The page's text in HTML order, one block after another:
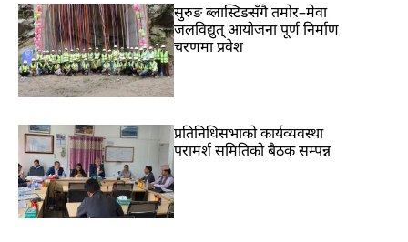
सुरुङ ब्लास्टिङसँगै तमोर–मेवा
जलविद्युत् आयोजना पूर्ण निर्माण
चरणमा प्रवेश
प्रतिनिधिसभाको कार्यव्यवस्था
परामर्श समितिको बैठक सम्पन्न